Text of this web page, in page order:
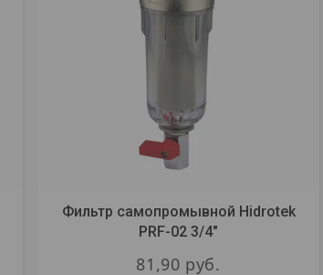
Фильтр самопромывной Hidrotek
PRF-02 3/4"
81,90 руб.